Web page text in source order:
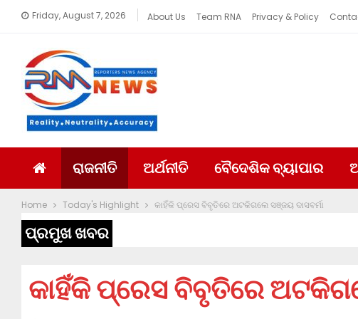
Friday, August 7, 2026 About Us Team RNA Privacy & Policy
ରାଜନୀତି ଅର୍ଥନୀତି ବୈଦେଶିକ ବ୍ୟାପାର
Home Today's Highlight କାହିଁକି ପ୍ରେସ ବିବୃତିରେ ଅଟକିଗଲେ ସଞ୍ଜୟ ଦାସବର୍ମା
ପ୍ରମୁଖ ଖବର
କାହିଁକି ପ୍ରେସ ବିବୃତିରେ